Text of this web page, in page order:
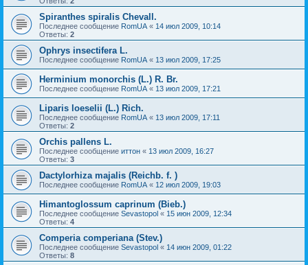
Spiranthes spiralis Chevall.
Последнее сообщение RomUA « 14 июл 2009, 10:14
Ответы: 2
Ophrys insectifera L.
Последнее сообщение RomUA « 13 июл 2009, 17:25
Herminium monorchis (L.) R. Br.
Последнее сообщение RomUA « 13 июл 2009, 17:21
Liparis loeselii (L.) Rich.
Последнее сообщение RomUA « 13 июл 2009, 17:11
Ответы: 2
Orchis pallens L.
Последнее сообщение иттон « 13 июл 2009, 16:27
Ответы: 3
Dactylorhiza majalis (Reichb. f. )
Последнее сообщение RomUA « 12 июл 2009, 19:03
Himantoglossum caprinum (Bieb.)
Последнее сообщение Sevastopol « 15 июн 2009, 12:34
Ответы: 4
Comperia comperiana (Stev.)
Последнее сообщение Sevastopol « 14 июн 2009, 01:22
Ответы: 8